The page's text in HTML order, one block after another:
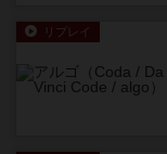
リプレイ